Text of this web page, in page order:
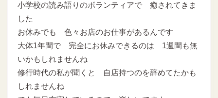
小学校の読み語りのボランティアで 癒されてきま
した
お休みでも 色々お店のお仕事があるんです
大体1年間で 完全にお休みできるのは 1週間も無
いかもしれませんね
修行時代の私が聞くと 自店持つのを辞めてたかも
しれませんね